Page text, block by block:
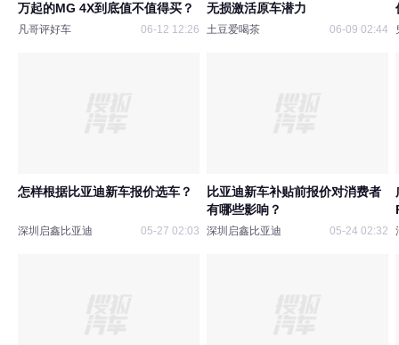
万起的MG 4X到底值不值得买？
凡哥评好车 06-12 12:26
无损激活原车潜力
土豆爱喝茶 06-09 02:44
怎样根据比亚迪新车报价选车？
深圳启鑫比亚迪 05-27 02:03
比亚迪新车补贴前报价对消费者
有哪些影响？
深圳启鑫比亚迪 05-24 02:32